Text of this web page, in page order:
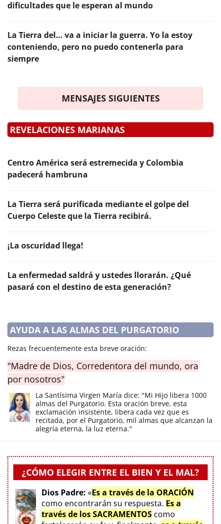
dificultades que le esperan al mundo
La Tierra del… va a iniciar la guerra. Yo la estoy
conteniendo, pero no puedo contenerla para
siempre
MENSAJES SIGUIENTES
REVELACIONES MARIANAS
Centro América será estremecida y Colombia
padecerá hambruna
La Tierra será purificada mediante el golpe del
Cuerpo Celeste que la Tierra recibirá.
¡La oscuridad llega!
La enfermedad saldrá y ustedes llorarán. ¿Qué
pasará con el destino de esta generación?
AYUDA A LAS ALMAS DEL PURGATORIO
Rezas frecuentemente esta breve oración:
"Madre de Dios, Corredentora del mundo, ora
por nosotros"
La Santísima Virgen María dice: "Mi Hijo libera 1000
almas del Purgatorio. Esta oración breve, esta
exclamación insistente, libera cada vez que es
recitada, por el Purgatorio, mil almas que alcanzan la
alegría eterna, la luz eterna."
¿CÓMO ELEGIR ENTRE EL BIEN Y EL MAL?
Dios Padre: «Es a través de la ORACIÓN
como encontrarán su respuesta. Es a
través de los SACRAMENTOS como